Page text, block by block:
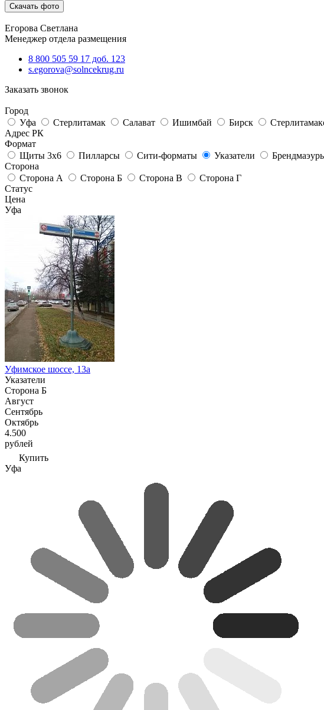
Скачать фото
Егорова Светлана
Менеджер отдела размещения
8 800 505 59 17 доб. 123
s.egorova@solncekrug.ru
Заказать звонок
Город
Уфа
Стерлитамак Салават Ишимбай Бирск
Адрес РК
Формат
Щиты 3х6
Пилларсы Сити-форматы Указатели
Сторона
Сторона А
Сторона Б Сторона В
Сторона Г
Статус
Цена
Уфа
Уфимское шоссе, 13а
Указатели
Сторона Б
Август
Сентябрь
Октябрь
4.500
рублей
Купить
Уфа